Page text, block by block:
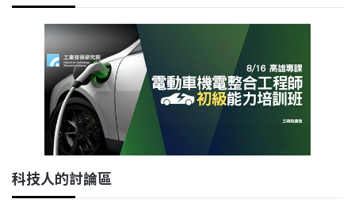
科技人的討論區